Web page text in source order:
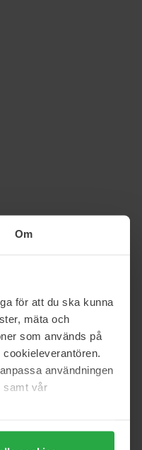
Om
för att du ska kunna
mäta och
som används på
användningen
samt vår